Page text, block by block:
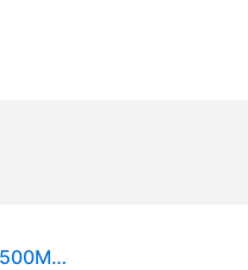
CRUCIAL - Disque SSD Interne - MX500 - 500Go - 25 (CT500MX500SSD1)